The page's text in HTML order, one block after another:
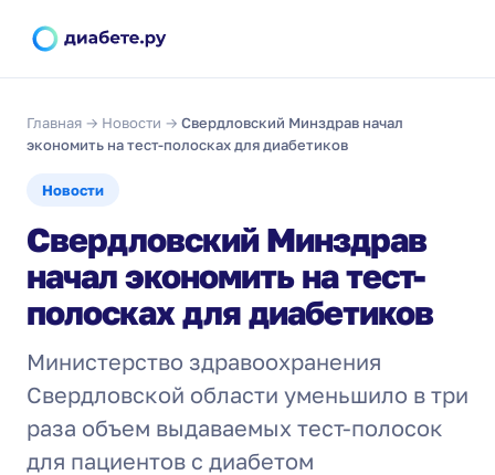
Главная → Новости → Свердловский Минздрав начал
экономить на тест-полосках для диабетиков
Новости
Свердловский Минздрав
начал экономить на тест-
полосках для диабетиков
Министерство здравоохранения
Свердловской области уменьшило в три
раза объем выдаваемых тест-полосок
для пациентов с диабетом